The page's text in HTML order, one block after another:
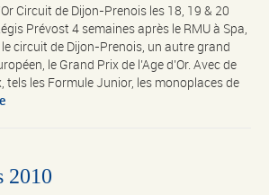
Circuit de Dijon-Prenois les 18, 19 & 20
Prévost 4 semaines après le RMU à Spa,
circuit de Dijon-Prenois, un autre grand
le Grand Prix de l’Age d’Or. Avec de
les Formule Junior, les monoplaces de
2010